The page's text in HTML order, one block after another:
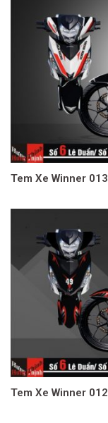
Tem Xe Winner 013
Tem Xe Winner 012